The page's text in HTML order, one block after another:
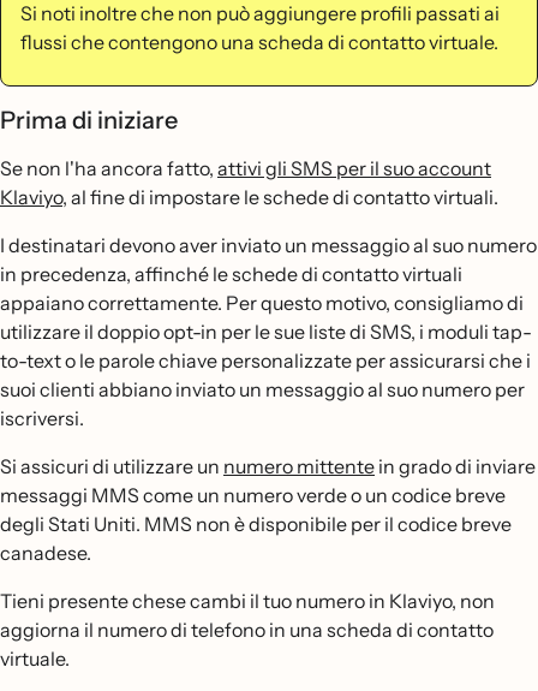
Si noti inoltre che non può aggiungere profili passati ai
flussi che contengono una scheda di contatto virtuale.
Prima di iniziare
Se non l'ha ancora fatto, attivi gli SMS per il suo account
Klaviyo, al fine di impostare le schede di contatto virtuali.
I destinatari devono aver inviato un messaggio al suo numero
in precedenza, affinché le schede di contatto virtuali
appaiano correttamente. Per questo motivo, consigliamo di
utilizzare il doppio opt-in per le sue liste di SMS, i moduli tap-
to-text o le parole chiave personalizzate per assicurarsi che i
suoi clienti abbiano inviato un messaggio al suo numero per
iscriversi.
Si assicuri di utilizzare un numero mittente in grado di inviare
messaggi MMS come un numero verde o un codice breve
degli Stati Uniti. MMS non è disponibile per il codice breve
canadese.
Tieni presente chese cambi il tuo numero in Klaviyo, non
aggiorna il numero di telefono in una scheda di contatto
virtuale.